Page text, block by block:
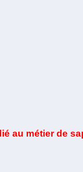
au métier de